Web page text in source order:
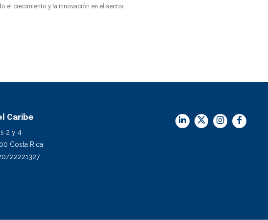
el crecimiento y la innovación en el sector.
Caribe
2 y 4
Costa Rica
22221327